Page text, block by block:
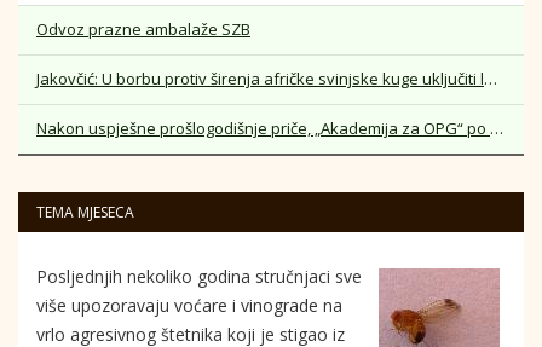
Odvoz prazne ambalaže SZB
Jakovčić: U borbu protiv širenja afričke svinjske kuge uključiti lokalne zajednice
Nakon uspješne prošlogodišnje priče, „Akademija za OPG“ po treći put otvara svoja vrata
TEMA MJESECA
Posljednjih nekoliko godina stručnjaci sve
više upozoravaju voćare i vinograde na
vrlo agresivnog štetnika koji je stigao iz